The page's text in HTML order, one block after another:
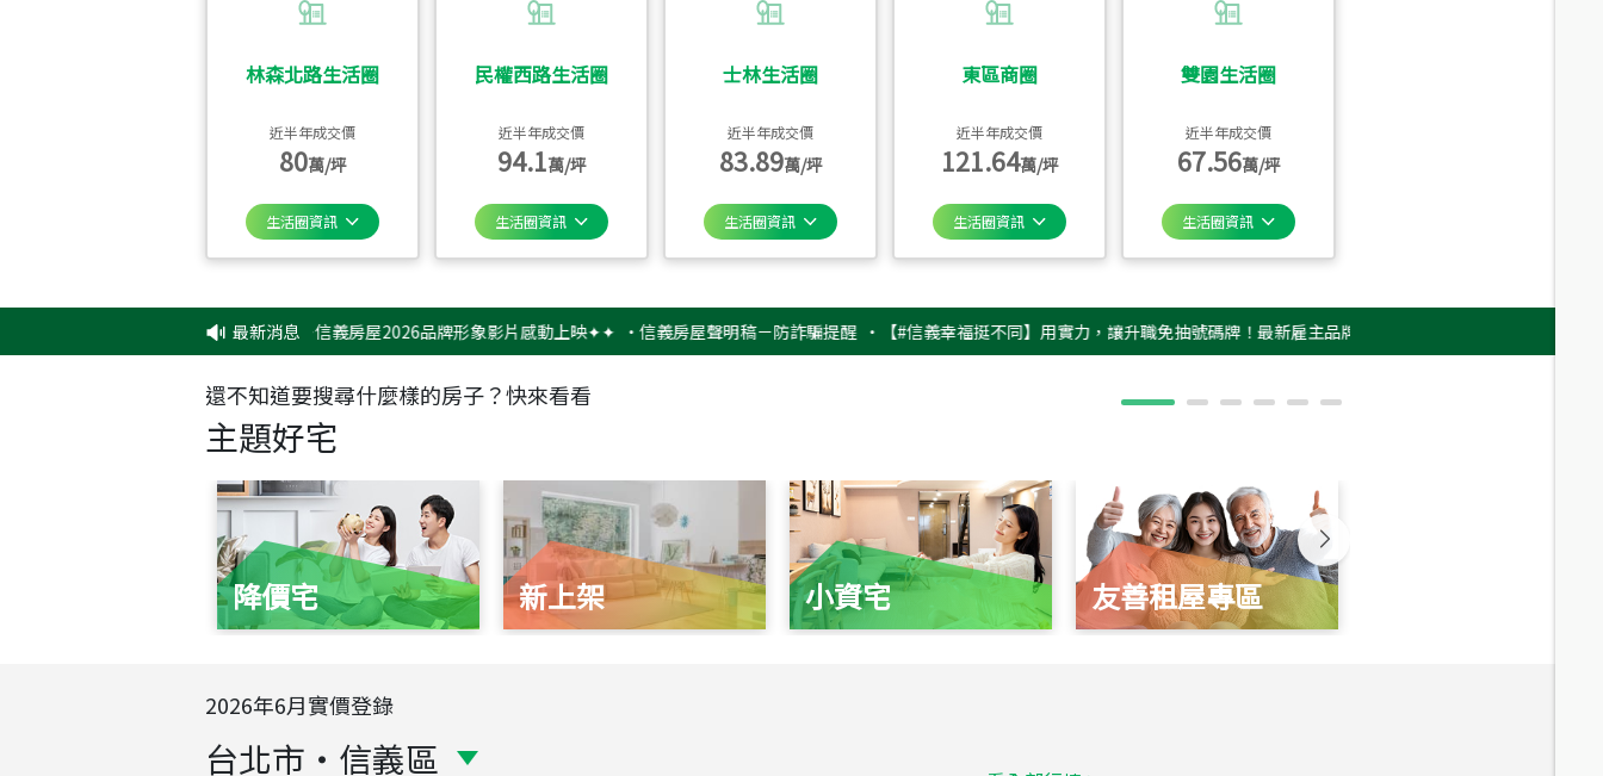
林森北路生活圈
近半年成交價
80萬/坪
生活圈資訊
民權西路生活圈
近半年成交價
94.1萬/坪
生活圈資訊
士林生活圈
近半年成交價
83.89萬/坪
生活圈資訊
東區商圈
近半年成交價
121.64萬/坪
生活圈資訊
雙園生活圈
近半年成交價
67.56萬/坪
生活圈資訊
最新消息
‧✦✦信義房屋2026品牌形象影片感動上映✦✦ ‧信義房屋聲明稿－防詐騙提醒 ‧【#信義幸福挺不同】用實力，讓升職免抽號碼牌！最新雇主品牌影片上架，立即GO！(ﾉ>ω<)ﾉ
還不知道要搜尋什麼樣的房子？快來看看
主題好宅
降價宅 新上架 小資宅 友善租屋專區
2026年6月實價登錄
台北市 ・ 信義區
115
捷豹
總價
1,350萬